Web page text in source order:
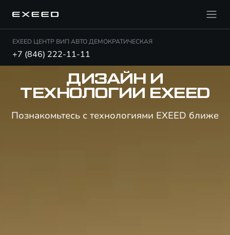
EXEED ЦЕНТР ВИП АВТО ДЕМОКРАТИЧЕСКАЯ
+7 (846) 222-11-11
ДИЗАЙН И
ТЕХНОЛОГИИ EXEED
Познакомьтесь с технологиями EXEED ближе